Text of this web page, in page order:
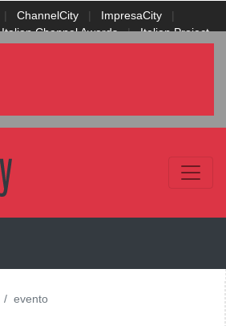
| ChannelCity | ImpresaCity
|
Italian Channel Awards | Italian Project
evento